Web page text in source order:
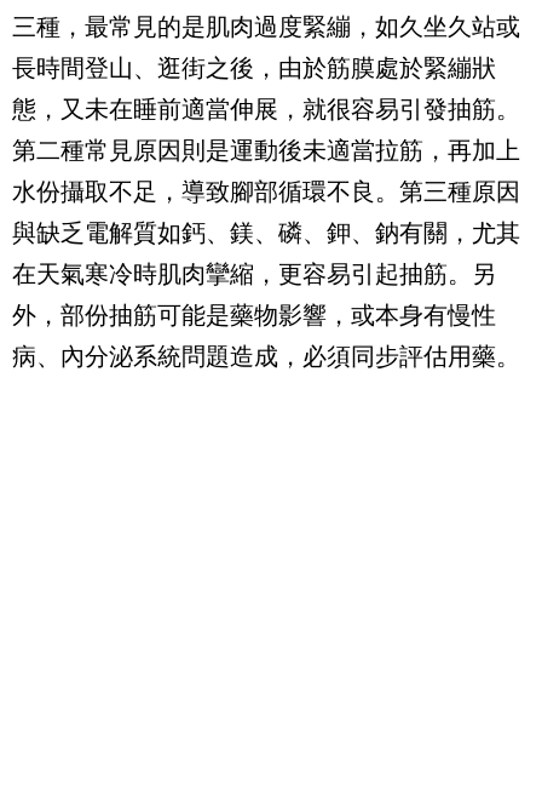
三種，最常見的是肌肉過度緊繃，如久坐久站或
長時間登山、逛街之後，由於筋膜處於緊繃狀
態，又未在睡前適當伸展，就很容易引發抽筋。
第二種常見原因則是運動後未適當拉筋，再加上
水份攝取不足，導致腳部循環不良。第三種原因
與缺乏電解質如鈣、鎂、磷、鉀、鈉有關，尤其
在天氣寒冷時肌肉攣縮，更容易引起抽筋。另
外，部份抽筋可能是藥物影響，或本身有慢性
病、內分泌系統問題造成，必須同步評估用藥。